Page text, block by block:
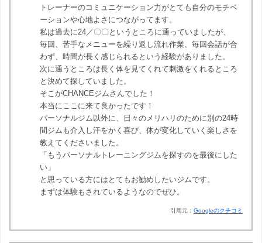
トレーナーのコミュニケーション力がとても自分のモチベ
ーションや心地よさにつながってます。
私は過去に24／〇〇というところに通っていましたが、
毎回、苦手なメニューを繰り返し流れ作業、毎回会話が合
わず、時間が長く感じられるという経験がありました。
次に通うところは長く体を見てくれて刺激をくれるところ
と決めて探していました。
そこがCHANCEジムさんでした！
本当にここに来て良かったです！
パーソナルジム以外に、日々のメリハリのために別の24時
間ジムも介入し汗をかく喜び、体が変化していく楽しさを
教えてくださいました。
「もうパーソナルトレーニングジムを探すのを最後にした
い」
と思っている方にはとてもお勧めしたいジムです。
まずは体験もされているようなのでぜひ。
引用元： Googleのクチコミ